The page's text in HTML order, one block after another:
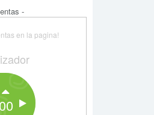
-
en la pagina!